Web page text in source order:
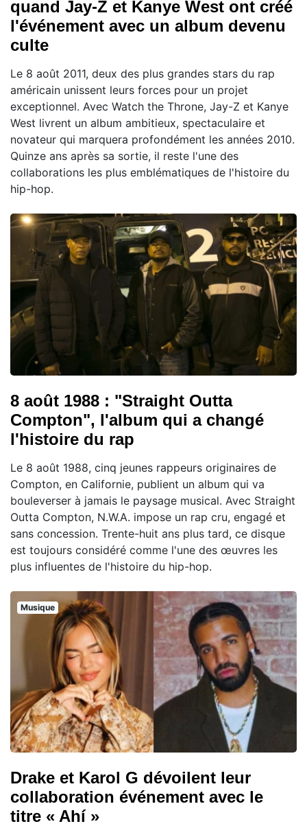
quand Jay-Z et Kanye West ont créé
l'événement avec un album devenu
culte
Le 8 août 2011, deux des plus grandes stars du rap
américain unissent leurs forces pour un projet
exceptionnel. Avec Watch the Throne, Jay-Z et Kanye
West livrent un album ambitieux, spectaculaire et
novateur qui marquera profondément les années 2010.
Quinze ans après sa sortie, il reste l'une des
collaborations les plus emblématiques de l'histoire du
hip-hop.
8 août 1988 : "Straight Outta
Compton", l'album qui a changé
l'histoire du rap
Le 8 août 1988, cinq jeunes rappeurs originaires de
Compton, en Californie, publient un album qui va
bouleverser à jamais le paysage musical. Avec Straight
Outta Compton, N.W.A. impose un rap cru, engagé et
sans concession. Trente-huit ans plus tard, ce disque
est toujours considéré comme l'une des œuvres les
plus influentes de l'histoire du hip-hop.
Musique
Drake et Karol G dévoilent leur
collaboration événement avec le
titre « Ahí »